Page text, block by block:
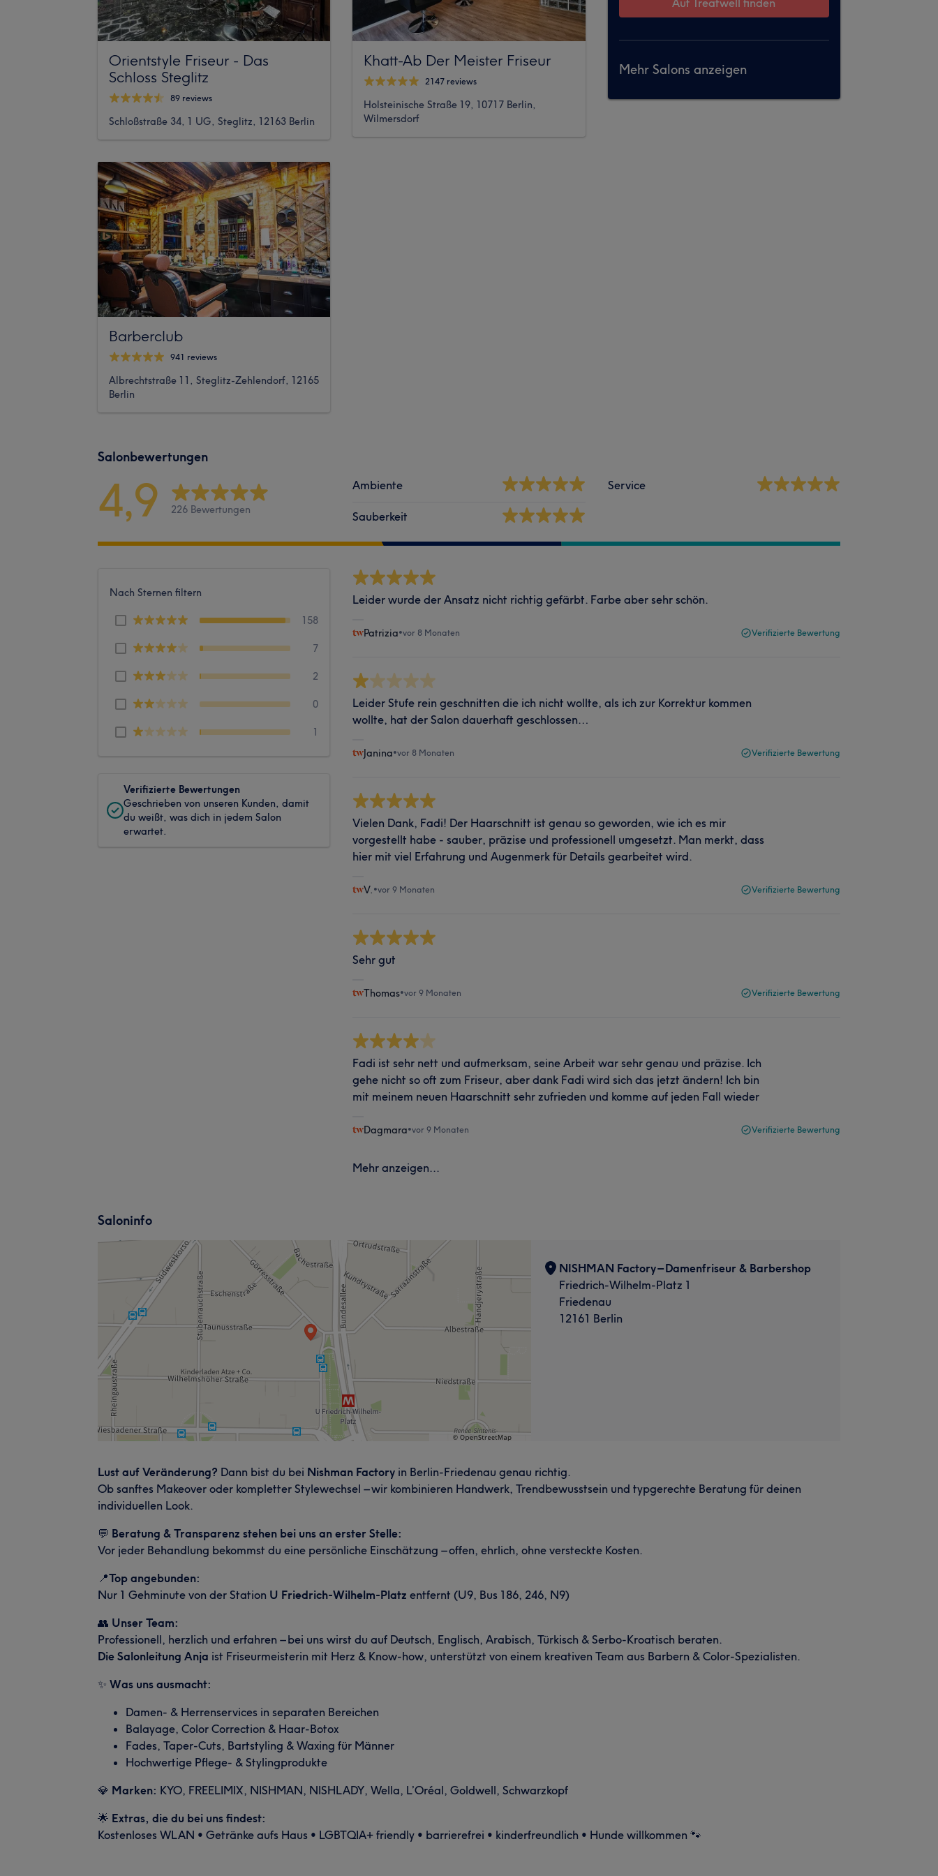
Orientstyle Friseur - Das
Schloss Steglitz
89 reviews
Schloßstraße 34, 1 UG, Steglitz, 12163 Berlin
Barberclub
941 reviews
Albrechtstraße 11, Steglitz-Zehlendorf, 12165
Berlin
Khatt-Ab Der Meister Friseur
2147 reviews
Holsteinische Straße 19, 10717 Berlin,
Wilmersdorf
Mehr Salons anzeigen
Salonbewertungen
4,9 226 Bewertungen
Ambiente
Sauberkeit
Service
Nach Sternen filtern
158
7
2
0
1
Verifizierte Bewertungen
Geschrieben von unseren Kunden, damit
du weißt, was dich in jedem Salon
erwartet.
Leider wurde der Ansatz nicht richtig gefärbt. Farbe aber sehr schön.
Patrizia•vor 8 Monaten Verifizierte Bewertung
Leider Stufe rein geschnitten die ich nicht wollte, als ich zur Korrektur kommen
wollte, hat der Salon dauerhaft geschlossen…
Janina•vor 8 Monaten Verifizierte Bewertung
Vielen Dank, Fadi! Der Haarschnitt ist genau so geworden, wie ich es mir
vorgestellt habe - sauber, präzise und professionell umgesetzt. Man merkt, dass
hier mit viel Erfahrung und Augenmerk für Details gearbeitet wird.
V. •vor 9 Monaten Verifizierte Bewertung
Sehr gut
Thomas•vor 9 Monaten Verifizierte Bewertung
Fadi ist sehr nett und aufmerksam, seine Arbeit war sehr genau und präzise. Ich
gehe nicht so oft zum Friseur, aber dank Fadi wird sich das jetzt ändern! Ich bin
mit meinem neuen Haarschnitt sehr zufrieden und komme auf jeden Fall wieder
Dagmara•vor 9 Monaten Verifizierte Bewertung
Mehr anzeigen...
Saloninfo
NISHMAN Factory – Damenfriseur & Barbershop
Friedrich-Wilhelm-Platz 1
Friedenau
12161 Berlin
Lust auf Veränderung? Dann bist du bei Nishman Factory in Berlin-Friedenau genau richtig.
Ob sanftes Makeover oder kompletter Stylewechsel – wir kombinieren Handwerk, Trendbewusstsein und typgerechte Beratung für deinen
individuellen Look.
💬 Beratung & Transparenz stehen bei uns an erster Stelle:
Vor jeder Behandlung bekommst du eine persönliche Einschätzung – offen, ehrlich, ohne versteckte Kosten.
📍Top angebunden:
Nur 1 Gehminute von der Station U Friedrich-Wilhelm-Platz entfernt (U9, Bus 186, 246, N9)
👥 Unser Team:
Professionell, herzlich und erfahren – bei uns wirst du auf Deutsch, Englisch, Arabisch, Türkisch & Serbo-Kroatisch beraten.
Die Salonleitung Anja ist Friseurmeisterin mit Herz & Know-how, unterstützt von einem kreativen Team aus Barbern & Color-Spezialisten.
✨ Was uns ausmacht:
Damen- & Herrenservices in separaten Bereichen
Balayage, Color Correction & Haar-Botox
Fades, Taper-Cuts, Bartstyling & Waxing für Männer
Hochwertige Pflege- & Stylingprodukte
💎 Marken: KYO, FREELIMIX, NISHMAN, NISHLADY, Wella, L’Oréal, Goldwell, Schwarzkopf
🌟 Extras, die du bei uns findest:
Kostenloses WLAN • Getränke aufs Haus • LGBTQIA+ friendly • barrierefrei • kinderfreundlich • Hunde willkommen 🐾